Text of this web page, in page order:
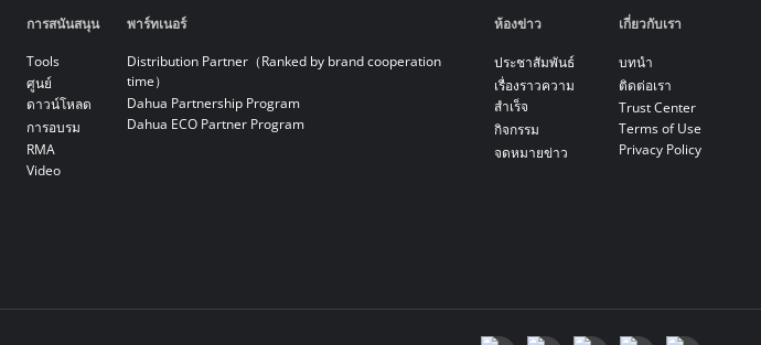
การสนันสนุน
Tools
ศูนย์
ดาวน์โหลด
การอบรม
RMA
Video
พาร์ทเนอร์
Distribution Partner（Ranked by brand cooperation
time）
Dahua Partnership Program
Dahua ECO Partner Program
ห้องข่าว
ประชาสัมพันธ์
เรื่องราวความ
สำเร็จ
กิจกรรม
จดหมายข่าว
เกี่ยวกับเรา
บทนำ
ติดต่อเรา
Trust Center
Terms of Use
Privacy Policy